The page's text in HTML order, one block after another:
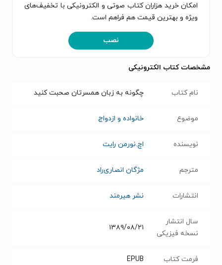
امکان خرید هزاران کتاب صوتی و الکترونیکی با تخفیف‌های
ویژه و بهترین قیمت هم فراهم است.
نصب
مشخصات کتاب الکترونیکی
نام کتاب چگونه به زبان همسرتان صحبت کنید
موضوع خانواده و ازدواج
نویسنده اچ.نورمن رایت
مترجم مژگان انصاری‌راد
انتشارات نشر هیرمند
سال انتشار
نسخه فیزیکی
۱۳۸۹/۰۸/۲۱
فرمت کتاب EPUB